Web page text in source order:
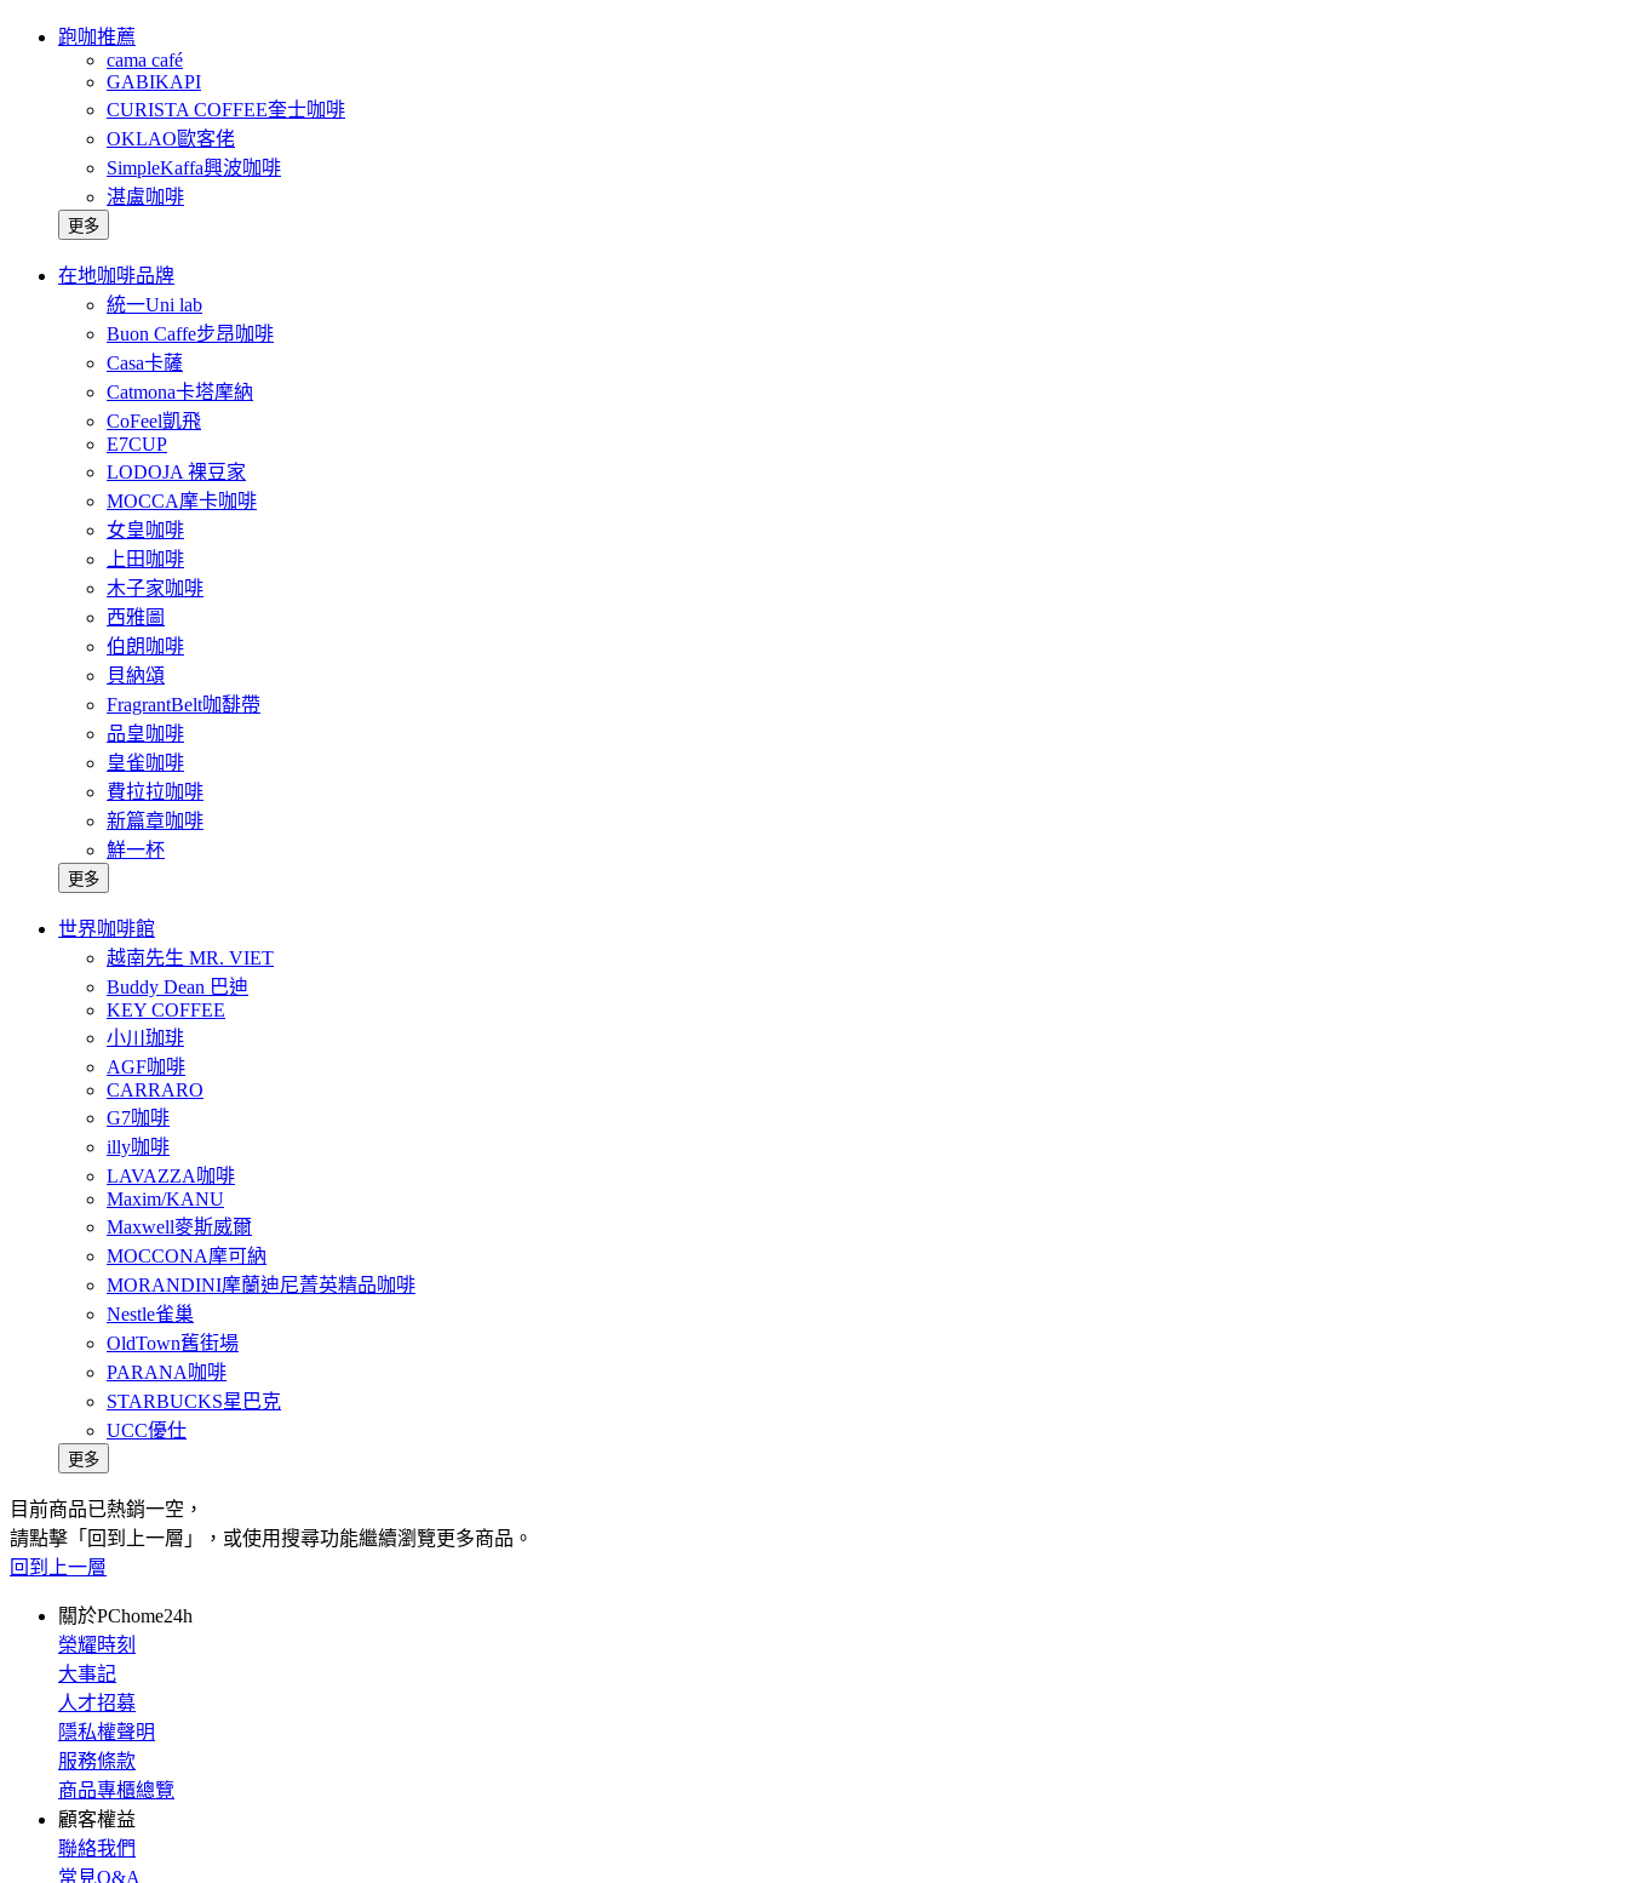
跑咖推薦
cama café
GABIKAPI
CURISTA COFFEE奎士咖啡
OKLAO歐客佬
SimpleKaffa興波咖啡
湛盧咖啡
更多
在地咖啡品牌
統一Uni lab
Buon Caffe步昂咖啡
Casa卡薩
Catmona卡塔摩納
CoFeel凱飛
E7CUP
LODOJA 裸豆家
MOCCA摩卡咖啡
女皇咖啡
上田咖啡
木子家咖啡
西雅圖
伯朗咖啡
貝納頌
FragrantBelt咖馡帶
品皇咖啡
皇雀咖啡
費拉拉咖啡
新篇章咖啡
鮮一杯
更多
世界咖啡館
越南先生 MR. VIET
Buddy Dean 巴迪
KEY COFFEE
小川珈琲
AGF咖啡
CARRARO
G7咖啡
illy咖啡
LAVAZZA咖啡
Maxim/KANU
Maxwell麥斯威爾
MOCCONA摩可納
MORANDINI摩蘭迪尼菁英精品咖啡
Nestle雀巢
OldTown舊街場
PARANA咖啡
STARBUCKS星巴克
UCC優仕
更多
目前商品已熱銷一空，
請點擊「回到上一層」，或使用搜尋功能繼續瀏覽更多商品。
回到上一層
關於PChome24h
榮耀時刻
大事記
人才招募
隱私權聲明
服務條款
商品專櫃總覽
顧客權益
聯絡我們
常見Q&A